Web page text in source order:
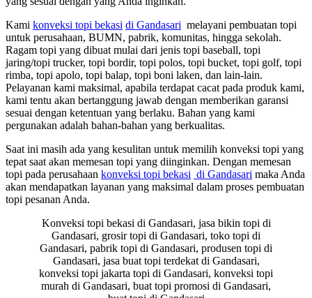
Kami konveksi topi bekasi di Gandasari melayani pembuatan topi
untuk perusahaan, BUMN, pabrik, komunitas, hingga sekolah.
Ragam topi yang dibuat mulai dari jenis topi baseball, topi
jaring/topi trucker, topi bordir, topi polos, topi bucket, topi golf, topi
rimba, topi apolo, topi balap, topi boni laken, dan lain-lain.
Pelayanan kami maksimal, apabila terdapat cacat pada produk kami,
kami tentu akan bertanggung jawab dengan memberikan garansi
sesuai dengan ketentuan yang berlaku. Bahan yang kami
pergunakan adalah bahan-bahan yang berkualitas.
Saat ini masih ada yang kesulitan untuk memilih konveksi topi yang
tepat saat akan memesan topi yang diinginkan. Dengan memesan
topi pada perusahaan konveksi topi bekasi di Gandasari maka Anda
akan mendapatkan layanan yang maksimal dalam proses pembuatan
topi pesanan Anda.
Konveksi topi bekasi di Gandasari, jasa bikin topi di
Gandasari, grosir topi di Gandasari, toko topi di
Gandasari, pabrik topi di Gandasari, produsen topi di
Gandasari, jasa buat topi terdekat di Gandasari,
konveksi topi jakarta topi di Gandasari, konveksi topi
murah di Gandasari, buat topi promosi di Gandasari,